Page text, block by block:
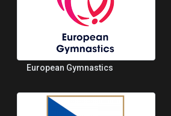
European Gymnastics